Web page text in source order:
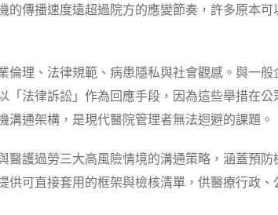
傳播速度遠超過院方的應變節奏，許多原本可
理、法律規範、病患隱私與社會觀感。與一
法律訴訟」作為回應手段，因為這些舉措在公
通架構，是現代醫院管理者無法迴避的課題。
護過勞三大高風險情境的溝通策略，涵蓋預防
可直接套用的框架與檢核清單，供醫療行政、